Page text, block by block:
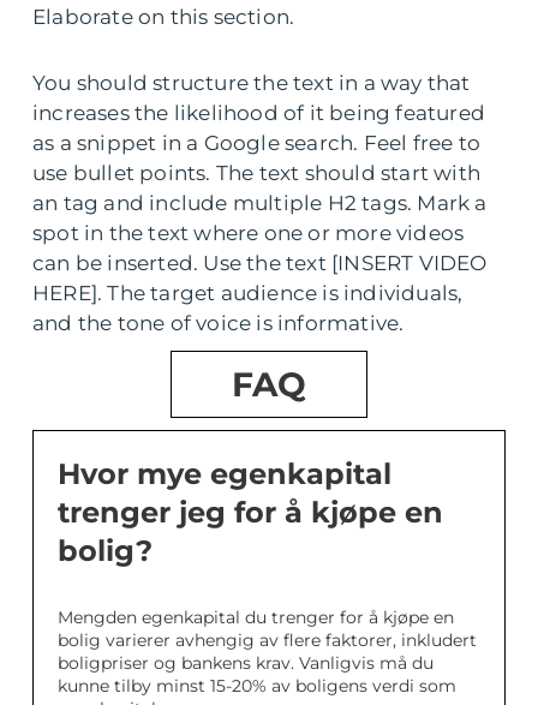
Elaborate on this section.
You should structure the text in a way that
increases the likelihood of it being featured
as a snippet in a Google search. Feel free to
use bullet points. The text should start with
an tag and include multiple H2 tags. Mark a
spot in the text where one or more videos
can be inserted. Use the text [INSERT VIDEO
HERE]. The target audience is individuals,
and the tone of voice is informative.
FAQ
Hvor mye egenkapital
trenger jeg for å kjøpe en
bolig?
Mengden egenkapital du trenger for å kjøpe en
bolig varierer avhengig av flere faktorer, inkludert
boligpriser og bankens krav. Vanligvis må du
kunne tilby minst 15-20% av boligens verdi som